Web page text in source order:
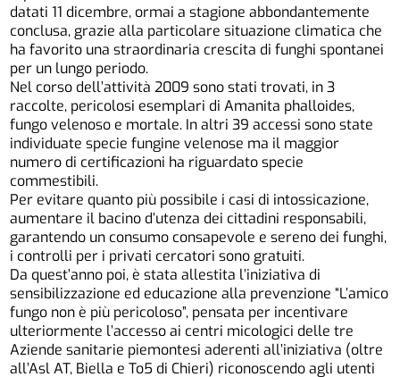
datati 11 dicembre, ormai a stagione abbondantemente
conclusa, grazie alla particolare situazione climatica che
ha favorito una straordinaria crescita di funghi spontanei
per un lungo periodo.
Nel corso dell’attività 2009 sono stati trovati, in 3
raccolte, pericolosi esemplari di Amanita phalloides,
fungo velenoso e mortale. In altri 39 accessi sono state
individuate specie fungine velenose ma il maggior
numero di certificazioni ha riguardato specie
commestibili.
Per evitare quanto più possibile i casi di intossicazione,
aumentare il bacino d’utenza dei cittadini responsabili,
garantendo un consumo consapevole e sereno dei funghi,
i controlli per i privati cercatori sono gratuiti.
Da quest’anno poi, è stata allestita l’iniziativa di
sensibilizzazione ed educazione alla prevenzione “L’amico
fungo non è più pericoloso”, pensata per incentivare
ulteriormente l’accesso ai centri micologici delle tre
Aziende sanitarie piemontesi aderenti all’iniziativa (oltre
all’Asl AT, Biella e To5 di Chieri) riconoscendo agli utenti